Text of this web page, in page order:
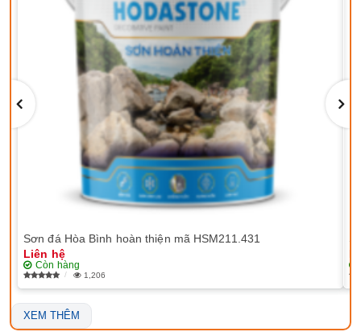
Sơn đá Hòa Bình hoàn thiện mã HSM211.431
Liên hệ
Còn hàng
1,206
XEM THÊM